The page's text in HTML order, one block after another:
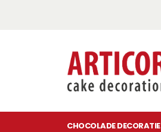
CHOCOLADE DECORATIE